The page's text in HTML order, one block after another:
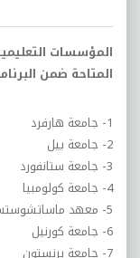
المؤسسات
المتاحة ضمن
1- جامعة هارفرد
2- جامعة ييل
3- جامعة ستانفورد
4- جامعة كولومبيا
5- معهد ماساتشوستس للتكنولوجيا
6- جامعة كورنيل
7- جامعة برنستون